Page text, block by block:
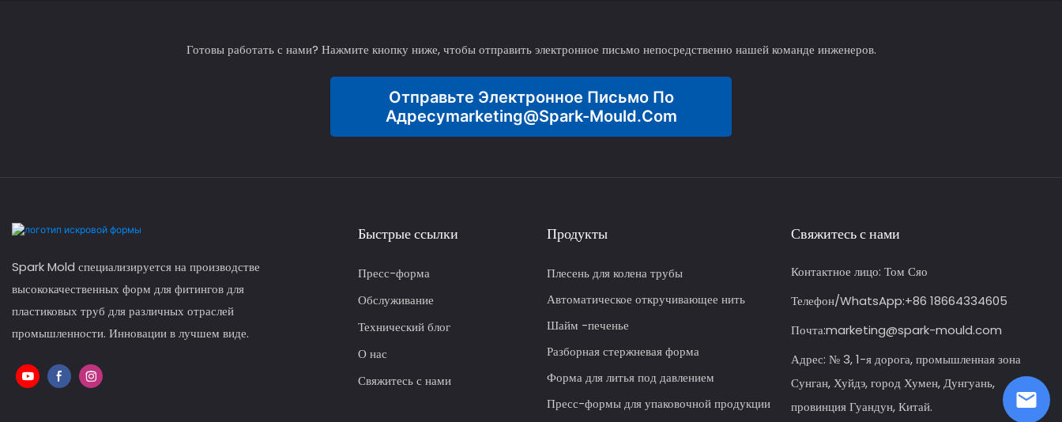
Готовы работать с нами? Нажмите кнопку ниже, чтобы отправить электронное письмо непосредственно нашей команде инженеров.
Отправьте Электронное Письмо По
АдресуMarketing@spark-Mould.com
Spark Mold специализируется на производстве
высококачественных форм для фитингов для
пластиковых труб для различных отраслей
промышленности. Инновации в лучшем виде.
Быстрые ссылки
Пресс-форма
Обслуживание
Технический блог
О нас
Свяжитесь с нами
Продукты
Плесень для колена трубы
Автоматическое откручивающее нить
Шайм -печенье
Разборная стержневая форма
Форма для литья под давлением
Пресс-формы для упаковочной продукции
Свяжитесь с нами
Контактное лицо: Том Сяо
Телефон/WhatsApp:+86 18664334605
Почта:marketing@spark-mould.com
Адрес: № 3, 1-я дорога, промышленная зона
Сунган, Хуйдэ, город Хумен, Дунгуань,
провинция Гуандун, Китай.